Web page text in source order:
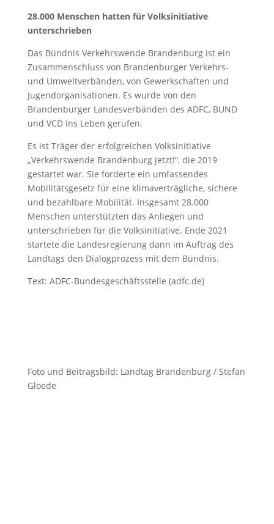
28.000 Menschen hatten für Volksinitiative
unterschrieben
Das Bündnis Verkehrswende Brandenburg ist ein
Zusammenschluss von Brandenburger Verkehrs-
und Umweltverbänden, von Gewerkschaften und
Jugendorganisationen. Es wurde von den
Brandenburger Landesverbänden des ADFC, BUND
und VCD ins Leben gerufen.
Es ist Träger der erfolgreichen Volksinitiative
„Verkehrswende Brandenburg jetzt!“, die 2019
gestartet war. Sie forderte ein umfassendes
Mobilitätsgesetz für eine klimaverträgliche, sichere
und bezahlbare Mobilität. Insgesamt 28.000
Menschen unterstützten das Anliegen und
unterschrieben für die Volksinitiative. Ende 2021
startete die Landesregierung dann im Auftrag des
Landtags den Dialogprozess mit dem Bündnis.
Text: ADFC-Bundesgeschäftsstelle (adfc.de)
Foto und Beitragsbild: Landtag Brandenburg / Stefan
Gloede